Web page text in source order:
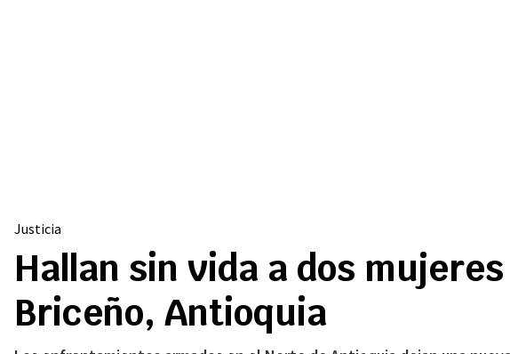
Justicia
Hallan sin vida a dos
Briceño, Antioquia